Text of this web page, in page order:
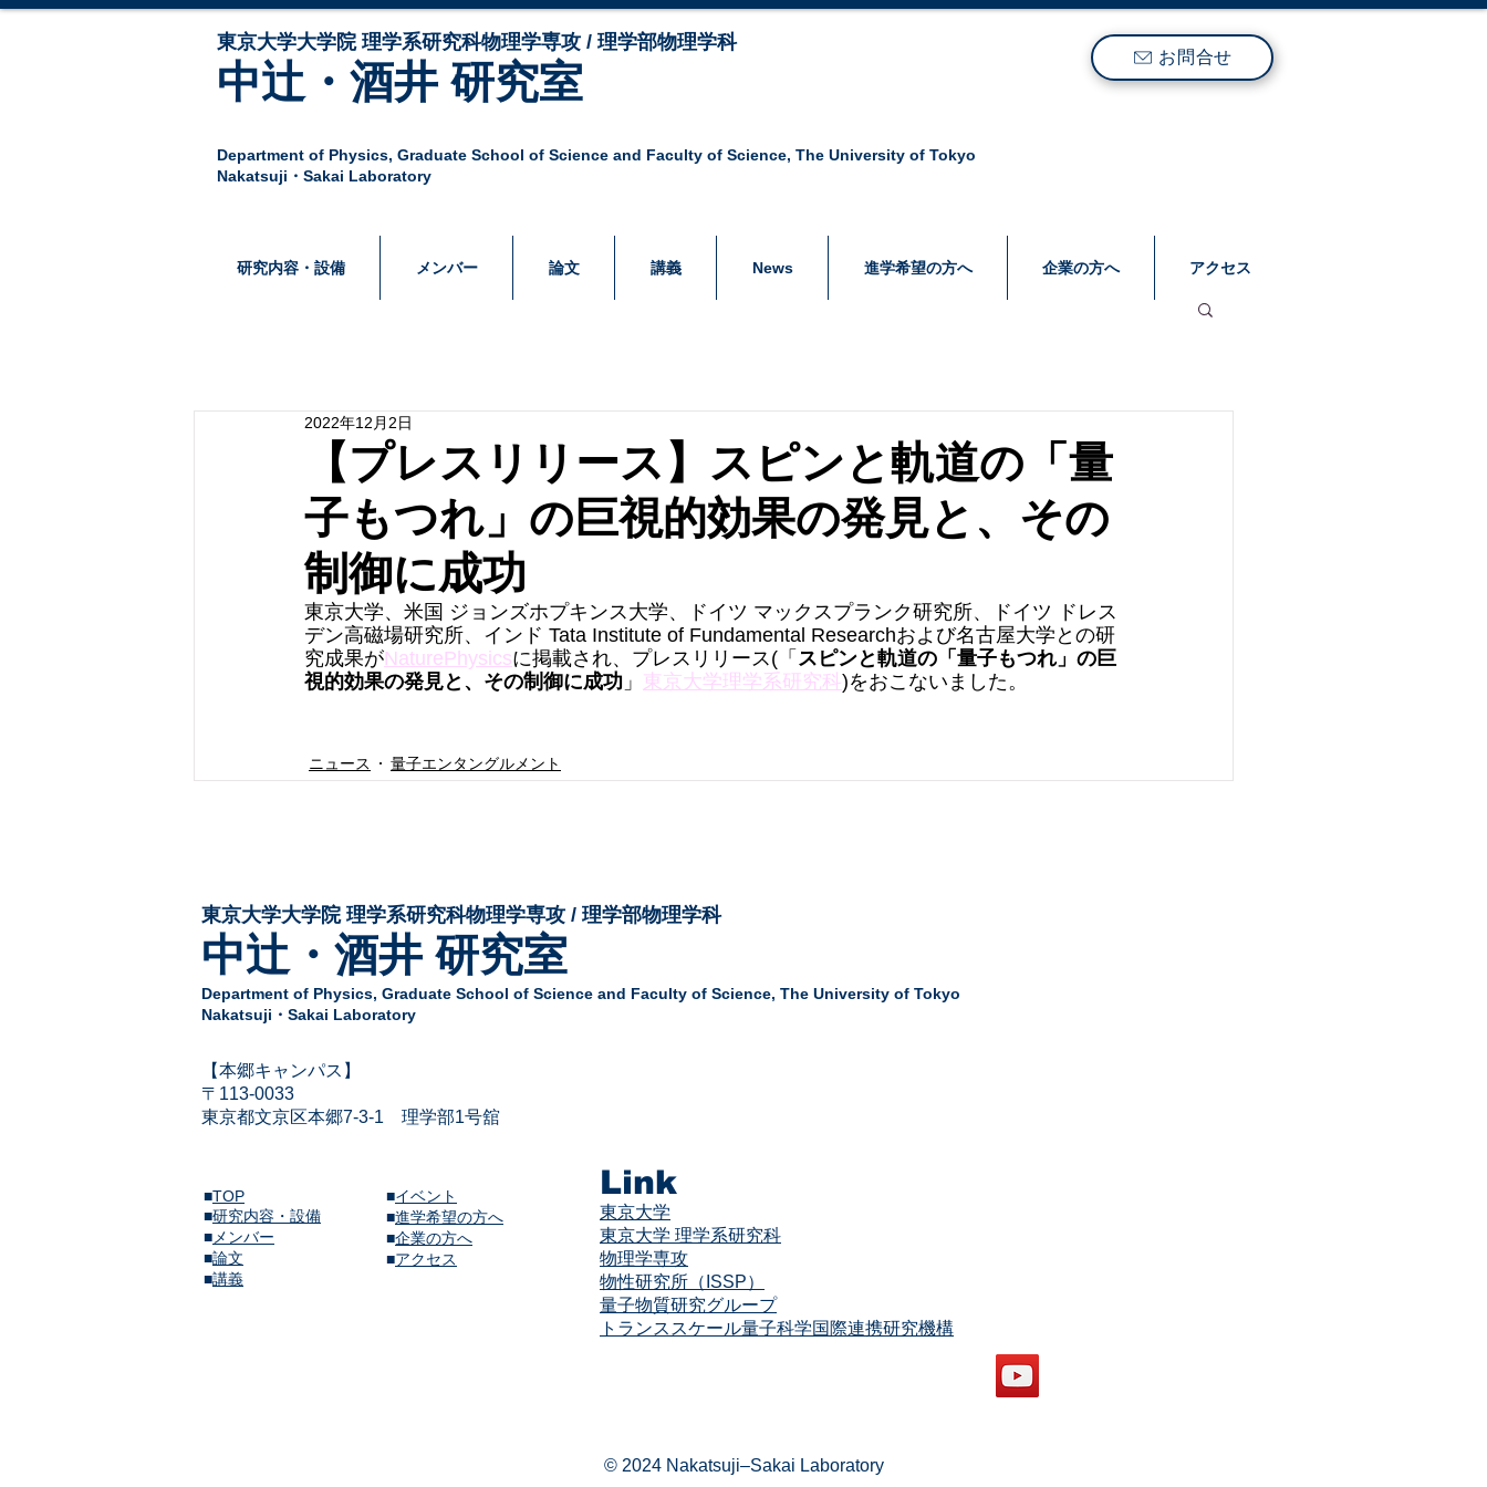
東京大学大学院 ​理学系研究科物理学専攻 / 理学部物理学科
中辻・酒井 研究室
Department of Physics, Graduate School of Science and Faculty of Science, The University of Tokyo
Nakatsuji・Sakai Laboratory
お問合せ
研究内容・設備 メンバー 論文 講義 News 進学希望の方へ 企業の方へ アクセス
【プレスリリース】スピンと軌道の「量
子もつれ」の巨視的効果の発見と、その
制御に成功
2022年12月2日
東京大学、米国 ジョンズホプキンス大学、ドイツ マックスプランク研究所、ドイツ ドレス
デン高磁場研究所、インド Tata Institute of Fundamental Researchおよび名古屋大学との研
究成果がNaturePhysicsに掲載され、プレスリリース(「 スピンと軌道の「量子もつれ」の巨
視的効果の発見と、その制御に成功 」 東京大学理学系研究科)をおこないました。
ニュース 量子エンタングルメント
東京大学大学院 ​理学系研究科物理学専攻 / 理学部物理学科
中辻・酒井 研究室
Department of Physics, Graduate School of Science and Faculty of Science, The University of Tokyo
Nakatsuji・Sakai Laboratory
​【本郷キャンパス】
〒113-0033
東京都文京区本郷7-3-1
理学部1号舘
■TOP
■研究内容・設備
■ メンバー
​■論文
​■講義​
■イベント
​■進学希望の方へ
■企業の方へ
​■アクセス
Link
東京大学
東京大学 理学系研究科
物理学専攻
物性研究所（ISSP）
量子物質研究グループ
​​トランススケール量子科学国際連携研究機構
© 2024 Nakatsuji–Sakai Laboratory